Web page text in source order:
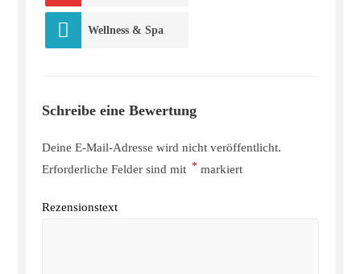
Wellness & Spa
Schreibe eine Bewertung
Deine E-Mail-Adresse wird nicht veröffentlicht.
Erforderliche Felder sind mit * markiert
Rezensionstext